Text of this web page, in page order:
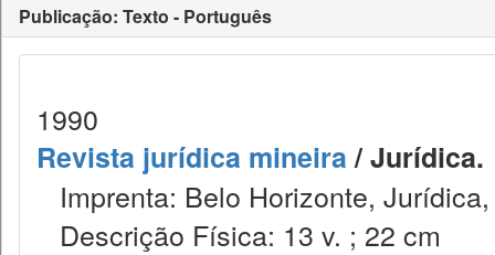
Publicação: Texto - Português
1990
Revista jurídica mineira/ Jurídica.
Imprenta: Belo Horizonte,
Descrição Física: 13 v. ; 22 cm